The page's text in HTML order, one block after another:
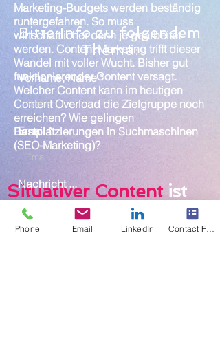
Marketing-Budgets werden beständig
runtergefahren. So muss
wirtschaftlicher denn je gearbeitet
werden. Content Marketing trifft dieser
Wandel mit voller Wucht. Bisher gut
funktionierender Content versagt.
Welcher Content kann im heutigen
Content Overload die Zielgruppe noch
erreichen? Wie gelingen
Bestplatzierungen in Suchmaschinen
(SEO-Marketing)?
Situativer Content ist
die
neue Ära
des
Content-Marketings
Bitte Info zu folgendem
Thema:
Vorname, Name
Email
Nachricht ...
Phone Email LinkedIn Contact Form